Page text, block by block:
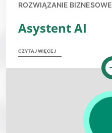
ROZWIĄZANIE BIZNESOWE
Asystent AI
CZYTAJ WIĘCEJ